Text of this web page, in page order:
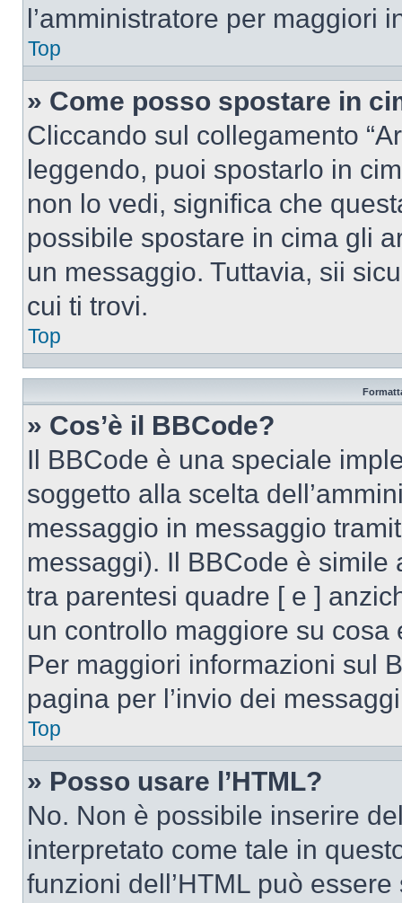
l’amministratore per maggiori
Top
» Come posso spostare in
Cliccando sul collegamento
leggendo, puoi spostarlo in
non lo vedi, significa che
possibile spostare in cima gli
un messaggio. Tuttavia, sii
cui ti trovi.
Top
» Cos’è il BBCode?
Il BBCode è una speciale
soggetto alla scelta
messaggio in messaggio
messaggi). Il BBCode è simile
tra parentesi quadre [ e ]
un controllo maggiore su
Per maggiori informazioni sul
pagina per l’invio dei
Top
» Posso usare l’HTML?
No. Non è possibile inserire
interpretato come tale in
funzioni dell’HTML può